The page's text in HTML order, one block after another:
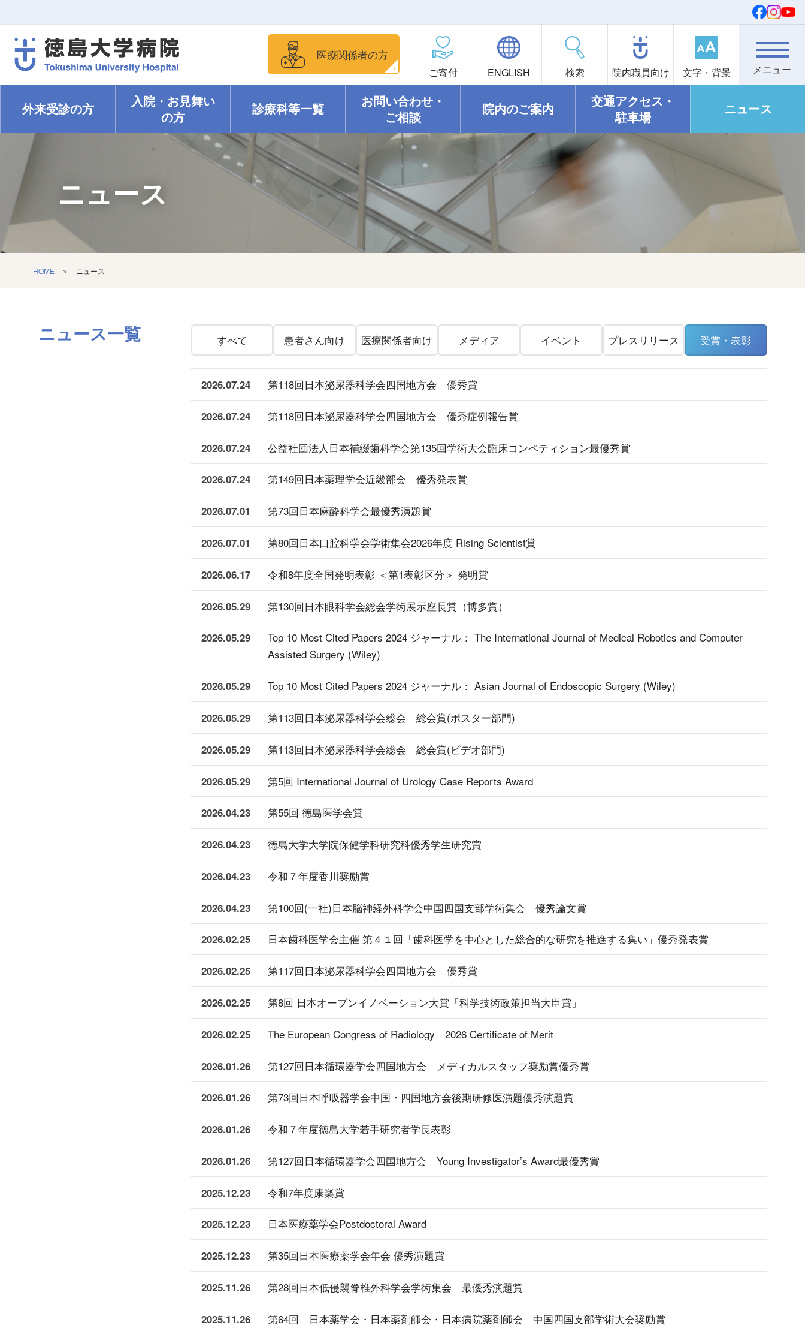
医療関係者の方
ご寄付 ENGLISH 検索 院内職員向け 文字・背景
外来受診の方 入院・ お見舞い
の方
診療科等一覧
お問い合わせ・
ご相談
院内のご案内
交通アクセス・
駐車場
ニュース
ニュース
HOME ＞ ニュース
ニュース一覧 すべて 患者さん向け 医療関係者向け メディア イベント プレスリリース 受賞・表彰
2026.07.24 第118回日本泌尿器科学会四国地方会 優秀賞
2026.07.24 第118回日本泌尿器科学会四国地方会 優秀症例報告賞
2026.07.24 公益社団法人日本補綴歯科学会第135回学術大会臨床コンペティション最優秀賞
2026.07.24 第149回日本薬理学会近畿部会 優秀発表賞
2026.07.01 第73回日本麻酔科学会最優秀演題賞
2026.07.01 第80回日本口腔科学会学術集会2026年度 Rising Scientist賞
2026.06.17 令和8年度全国発明表彰 ＜第1表彰区分＞ 発明賞
2026.05.29 第130回日本眼科学会総会学術展示座長賞（博多賞）
2026.05.29
Top 10 Most Cited Papers 2024 ジャーナル： The International Journal of Medical Robotics and Computer
Assisted Surgery (Wiley)
2026.05.29 Top 10 Most Cited Papers 2024 ジャーナル： Asian Journal of Endoscopic Surgery (Wiley)
2026.05.29 第113回日本泌尿器科学会総会 総会賞(ポスター部門)
2026.05.29 第113回日本泌尿器科学会総会 総会賞(ビデオ部門)
2026.05.29 第5回 International Journal of Urology Case Reports Award
2026.04.23 第55回 徳島医学会賞
2026.04.23 徳島大学大学院保健学科研究科優秀学生研究賞
2026.04.23 令和７年度香川奨励賞
2026.04.23 第100回(一社)日本脳神経外科学会中国四国支部学術集会 優秀論文賞
2026.02.25 日本歯科医学会主催 第４１回「歯科医学を中心とした総合的な研究を推進する集い」優秀発表賞
2026.02.25 第117回日本泌尿器科学会四国地方会 優秀賞
2026.02.25 第8回 日本オープンイノベーション大賞「科学技術政策担当大臣賞」
2026.02.25 The European Congress of Radiology 2026 Certificate of Merit
2026.01.26 第127回日本循環器学会四国地方会 メディカルスタッフ奨励賞優秀賞
2026.01.26 第73回日本呼吸器学会中国・四国地方会後期研修医演題優秀演題賞
2026.01.26 令和７年度徳島大学若手研究者学長表彰
2026.01.26 第127回日本循環器学会四国地方会 Young Investigator’s Award最優秀賞
2025.12.23 令和7年度康楽賞
2025.12.23 日本医療薬学会Postdoctoral Award
2025.12.23 第35回日本医療薬学会年会 優秀演題賞
2025.11.26 第28回日本低侵襲脊椎外科学会学術集会 最優秀演題賞
2025.11.26 第64回 日本薬学会・日本薬剤師会・日本病院薬剤師会 中国四国支部学術大会奨励賞